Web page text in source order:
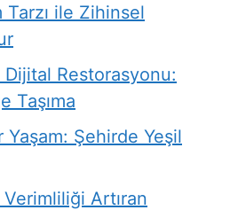
Tarzı ile Zihinsel
Restorasyonu:
Taşıma
Yaşam: Şehirde Yeşil
Verimliliği Artıran